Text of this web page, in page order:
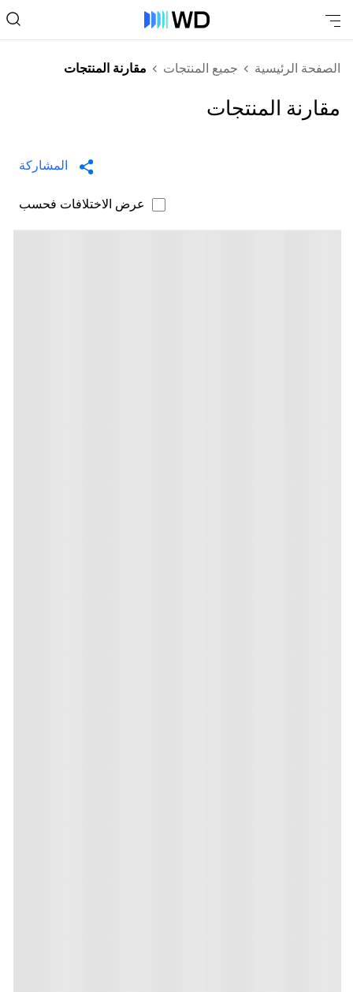
الصفحة الرئيسية جميع المنتجات مقارنة المنتجات
مقارنة المنتجات
المشاركة
عرض الاختلافات فحسب